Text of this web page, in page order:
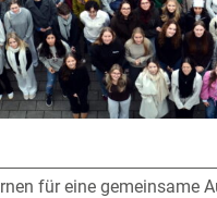
für eine gemeinsame